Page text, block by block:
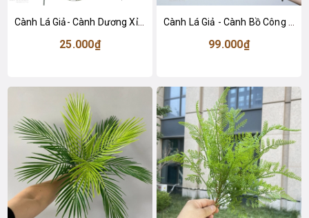
Cành Lá Giả- Cành Dương Xỉ Giả Trang Trí Tiểu Cảnh Không Gian (80cm)- HC1464
25.000₫ 99.000₫